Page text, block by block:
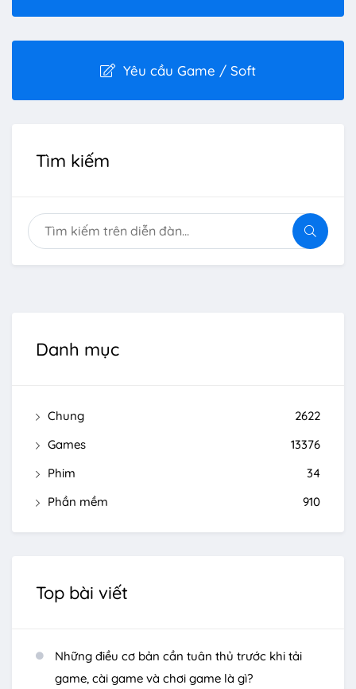
Yêu cầu Game / Soft
Tìm kiếm
Danh mục
Chung
2622
Games
13376
Phim
34
Phần mềm
910
Top bài viết
Những điều cơ bản cần tuân thủ trước khi tải
game, cài game và chơi game là gì?